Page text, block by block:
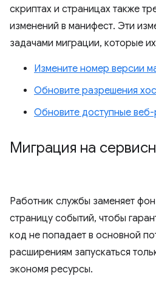
скриптах и ​​страницах также
изменений в манифест. Эти
задачами миграции, которые
Измените номер версии
Обновите разрешения
Обновите доступные
Миграция на
Работник службы заменяет
страницу событий, чтобы
код не попадает в основной
расширениям запускаться
экономя ресурсы.